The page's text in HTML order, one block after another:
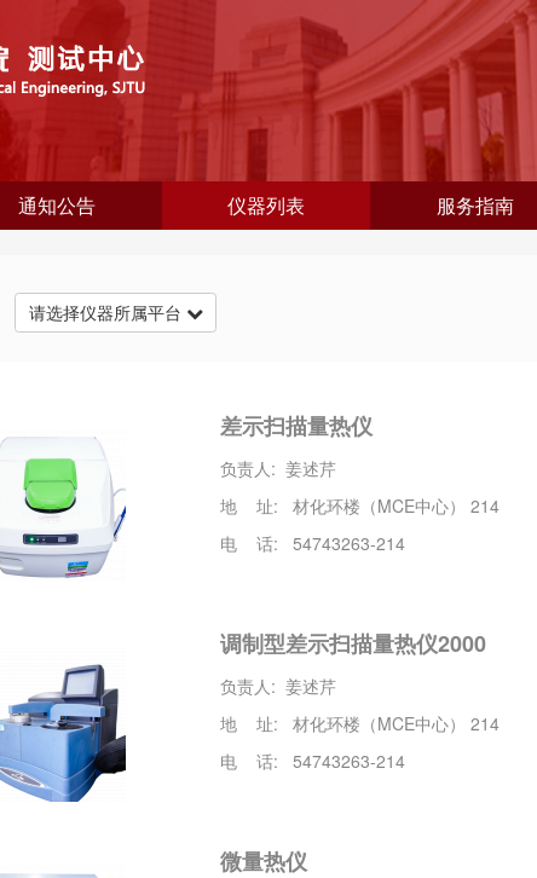
通知公告 仪器列表 服务指南
请选择仪器所属平台
差示扫描量热仪
负责人: 姜述芹
地 址: 材化环楼（MCE中心） 214
电 话: 54743263-214
调制型差示扫描量热仪2000
负责人: 姜述芹
地 址: 材化环楼（MCE中心） 214
电 话: 54743263-214
微量热仪